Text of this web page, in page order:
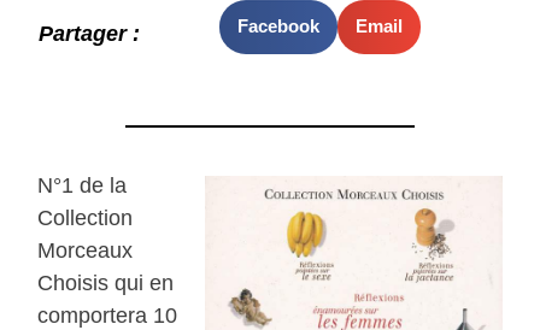
Partager : Facebook Email
N°1 de la
Collection
Morceaux
Choisis qui en
comportera 10